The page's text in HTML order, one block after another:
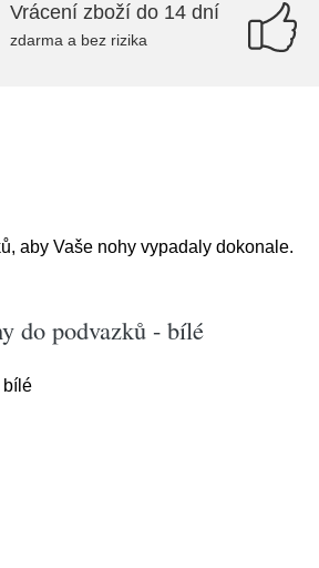
Vrácení zboží do 14 dní
zdarma a bez rizika
aby Vaše nohy vypadaly dokonale.
do podvazků - bílé
bílé